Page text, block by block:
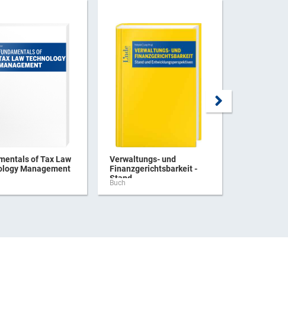
of Tax Law
Management
Verwaltungs- und
Finanzgerichtsbarkeit -
Stand ...
Buch